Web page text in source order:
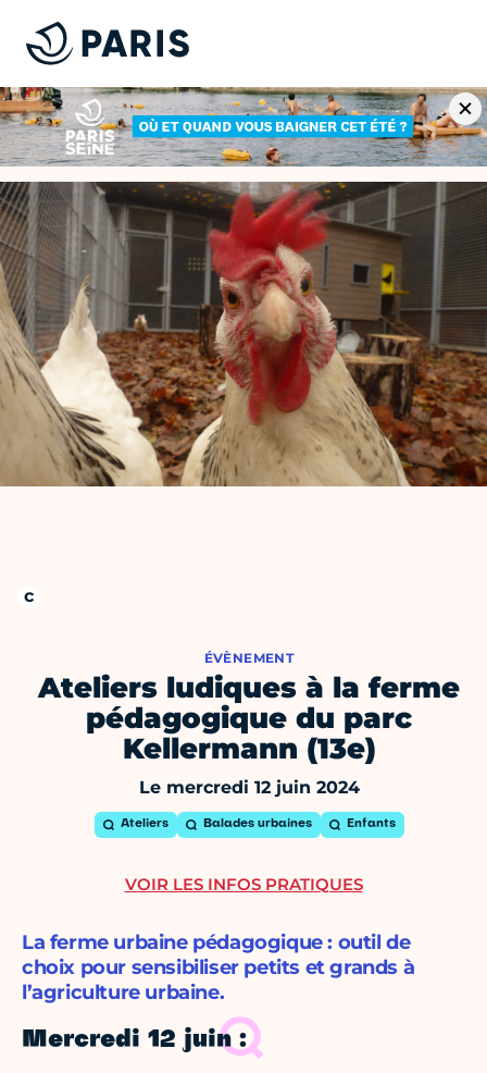
ÉVÈNEMENT
Ateliers ludiques à la ferme
pédagogique du parc
Kellermann (13e)
Le mercredi 12 juin 2024
Ateliers Balades urbaines Enfants
La ferme urbaine pédagogique : outil de
choix pour sensibiliser petits et grands à
l’agriculture urbaine.
Mercredi 12 juin :
VOIR LES INFOS PRATIQUES